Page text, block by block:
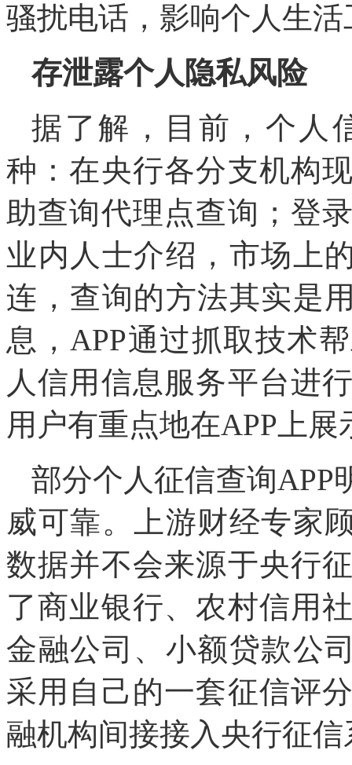
骚扰电话，影响个人生活
存泄露个人隐私风险
据了解，目前，个人
种：在央行各分支机构
助查询代理点查询；登
业内人士介绍，市场上
连，查询的方法其实是
息，APP通过抓取技术
人信用信息服务平台进
用户有重点地在APP上展
部分个人征信查询APP
威可靠。上游财经专家
数据并不会来源于央行
了商业银行、农村信用
金融公司、小额贷款公
采用自己的一套征信评
融机构间接接入央行征